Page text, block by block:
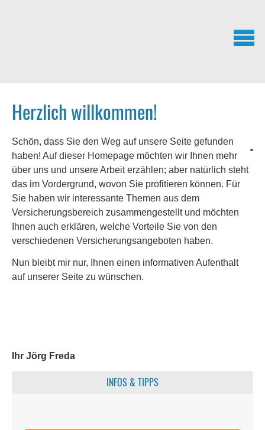
Herzlich willkommen!
Schön, dass Sie den Weg auf unsere Seite gefunden
haben! Auf dieser Homepage möchten wir Ihnen mehr
über uns und unsere Arbeit erzählen; aber natürlich steht
das im Vordergrund, wovon Sie profitieren können. Für
Sie haben wir interessante Themen aus dem
Versicherungsbereich zusammengestellt und möchten
Ihnen auch erklären, welche Vorteile Sie von den
verschiedenen Versicherungsangeboten haben.
Nun bleibt mir nur, Ihnen einen informativen Aufenthalt
auf unserer Seite zu wün­schen.
Ihr Jörg Freda
INFOS & TIPPS